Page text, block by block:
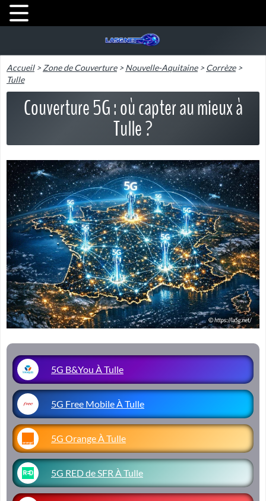
Accueil>Zone de Couverture>Nouvelle-Aquitaine>Corrèze>
Tulle
Couverture 5G : où capter au mieux à
Tulle ?
5G B&You À Tulle
5G Free Mobile À Tulle
5G Orange À Tulle
5G RED de SFR À Tulle